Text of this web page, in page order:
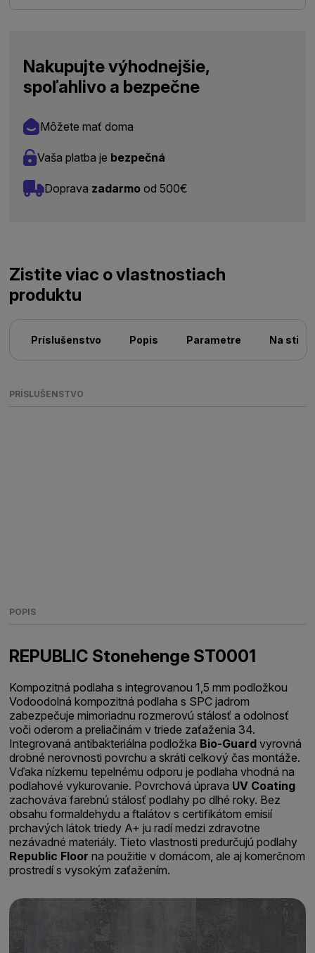
Nakupujte výhodnejšie,
spoľahlivo a bezpečne
Môžete mať doma
Vaša platba je bezpečná
Doprava zadarmo od 500€
Zistite viac o vlastnostiach
produktu
Príslušenstvo Popis Parametre Na
PRÍSLUŠENSTVO
POPIS
REPUBLIC Stonehenge ST0001
Kompozitná podlaha s integrovanou 1,5 mm podložkou
Vodoodolná kompozitná podlaha s SPC jadrom
zabezpečuje mimoriadnu rozmerovú stálosť a odolnosť
voči oderom a preliačinám v triede zaťaženia 34.
Integrovaná antibakteriálna podložka Bio-Guard vyrovná
drobné nerovnosti povrchu a skráti celkový čas montáže.
Vďaka nízkemu tepelnému odporu je podlaha vhodná na
podlahové vykurovanie. Povrchová úprava UV Coating
zachováva farebnú stálosť podlahy po dlhé roky. Bez
obsahu formaldehydu a ftalátov s certifikátom emisií
prchavých látok triedy A+ ju radí medzi zdravotne
nezávadné materiály. Tieto vlastnosti predurčujú podlahy
Republic Floor na použitie v domácom, ale aj komerčnom
prostredí s vysokým zaťažením.